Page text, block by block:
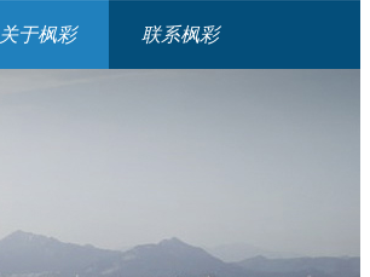
关于枫彩 联系枫彩